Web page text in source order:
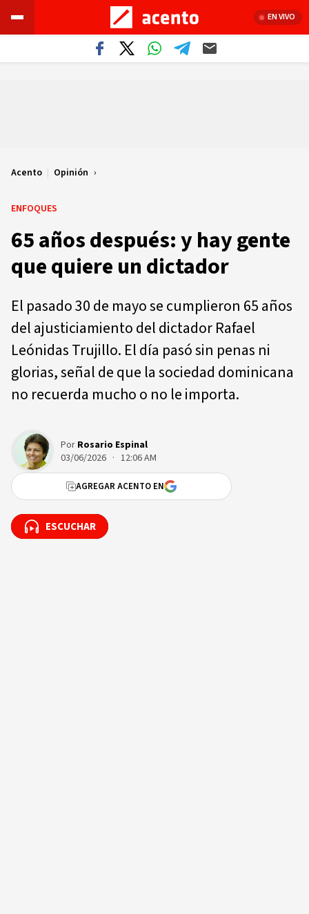
EN VIVO
Acento | Opinión
ENFOQUES
65 años después: y hay gente
que quiere un dictador
El pasado 30 de mayo se cumplieron 65 años
del ajusticiamiento del dictador Rafael
Leónidas Trujillo. El día pasó sin penas ni
glorias, señal de que la sociedad dominicana
no recuerda mucho o no le importa.
Por Rosario Espinal
03/06/2026 · 12:06 AM
AGREGAR ACENTO EN
ESCUCHAR
ESCUCHAR